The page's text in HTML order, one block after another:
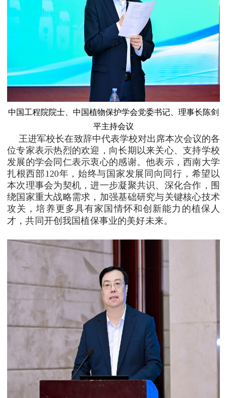
中国工程院院士、中国植物保护学会党委书记、理事长陈剑
平主持会议
王进军校长在致辞中代表学校对出席本次会议的各
位专家表示热烈的欢迎，向长期以来关心、支持学校
发展的学会同仁表示衷心的感谢。他表示，西南大学
扎根西部120年，始终与国家发展同向同行，希望以
本次理事会为契机，进一步凝聚共识、深化合作，围
绕国家重大战略需求，加强基础研究与关键核心技术
攻关，培养更多具有家国情怀和创新能力的植保人
才，共同开创我国植保事业的美好未来。